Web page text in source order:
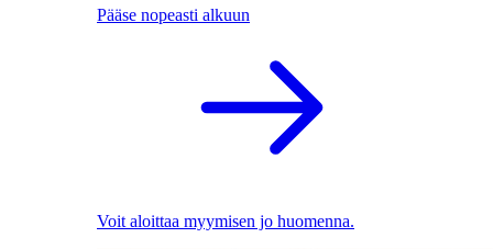
Pääse nopeasti alkuun
Voit aloittaa myymisen jo huomenna.